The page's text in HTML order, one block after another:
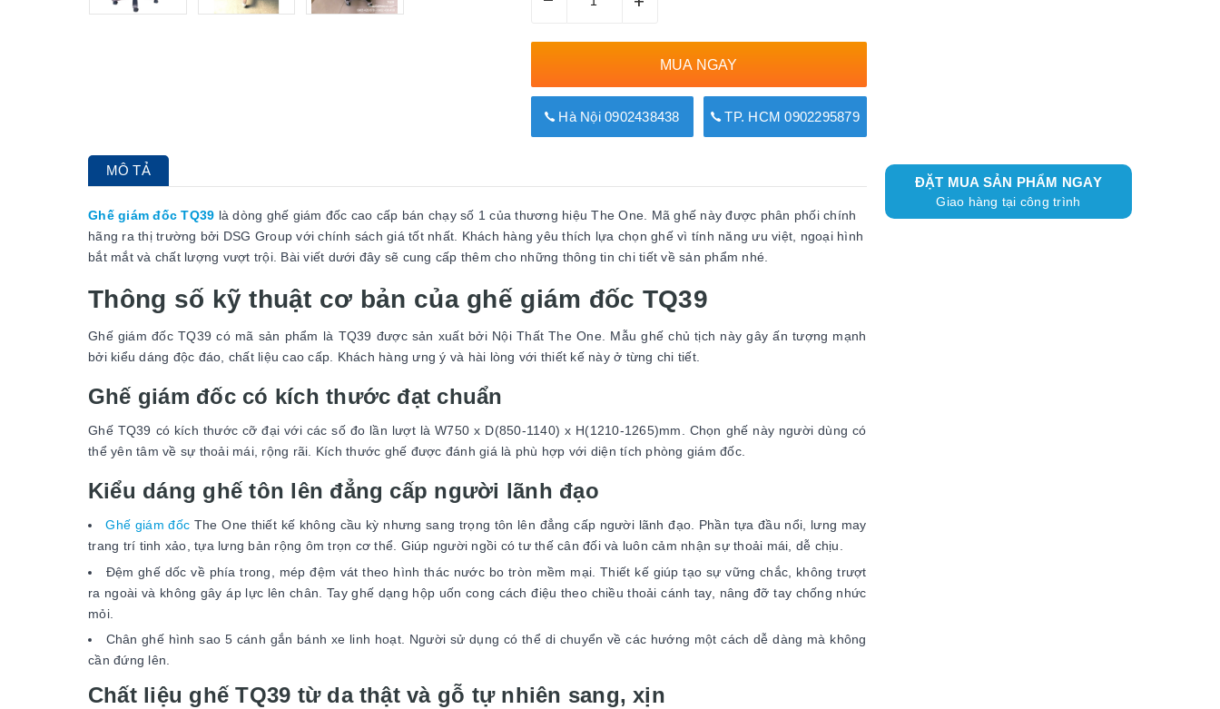
MUA NGAY
Hà Nội 0902438438 TP. HCM 0902295879
MÔ TẢ
Ghế giám đốc TQ39 là dòng ghế giám đốc cao cấp bán chạy số 1 của thương hiệu The One. Mã ghế này được phân phối chính
hãng ra thị trường bởi DSG Group với chính sách giá tốt nhất. Khách hàng yêu thích lựa chọn ghế vì tính năng ưu việt, ngoại hình
bắt mắt và chất lượng vượt trội. Bài viết dưới đây sẽ cung cấp thêm cho những thông tin chi tiết về sản phẩm nhé.
Thông số kỹ thuật cơ bản của ghế giám đốc TQ39
Ghế giám đốc TQ39 có mã sản phẩm là TQ39 được sản xuất bởi Nội Thất The One. Mẫu ghế chủ tịch này gây ấn tượng mạnh
bởi kiểu dáng độc đáo, chất liệu cao cấp. Khách hàng ưng ý và hài lòng với thiết kế này ở từng chi tiết.
Ghế giám đốc có kích thước đạt chuẩn
Ghế TQ39 có kích thước cỡ đại với các số đo lần lượt là W750 x D(850-1140) x H(1210-1265)mm. Chọn ghế này người dùng có
thể yên tâm về sự thoải mái, rộng rãi. Kích thước ghế được đánh giá là phù hợp với diện tích phòng giám đốc.
Kiểu dáng ghế tôn lên đẳng cấp người lãnh đạo
Ghế giám đốc The One thiết kế không cầu kỳ nhưng sang trọng tôn lên đẳng cấp người lãnh đạo. Phần tựa đầu nổi, lưng may
trang trí tinh xảo, tựa lưng bản rộng ôm trọn cơ thể. Giúp người ngồi có tư thế cân đối và luôn cảm nhận sự thoải mái, dễ chịu.
Đệm ghế dốc về phía trong, mép đệm vát theo hình thác nước bo tròn mềm mại. Thiết kế giúp tạo sự vững chắc, không trượt
ra ngoài và không gây áp lực lên chân. Tay ghế dạng hộp uốn cong cách điệu theo chiều thoải cánh tay, nâng đỡ tay chống nhức
mỏi.
Chân ghế hình sao 5 cánh gắn bánh xe linh hoạt. Người sử dụng có thể di chuyển về các hướng một cách dễ dàng mà không
cần đứng lên.
Chất liệu ghế TQ39 từ da thật và gỗ tự nhiên sang, xịn
ĐẶT MUA SẢN PHẨM NGAY
Giao hàng tại công trình